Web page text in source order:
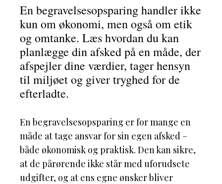
En begravelsesopsparing handler ikke
kun om økonomi, men også om etik
og omtanke. Læs hvordan du kan
planlægge din afsked på en måde, der
afspejler dine værdier, tager hensyn
til miljøet og giver tryghed for de
efterladte.
En begravelsesopsparing er for mange en
måde at tage ansvar for sin egen afsked –
både økonomisk og praktisk. Den kan sikre,
at de pårørende ikke står med uforudsete
udgifter, og at ens egne ønsker bliver